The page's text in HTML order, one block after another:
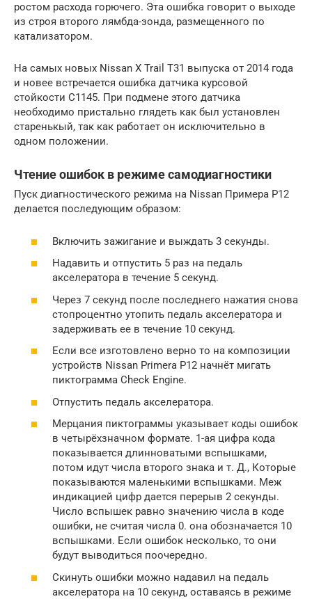
ростом расхода горючего. Эта ошибка говорит о выходе
из строя второго лямбда-зонда, размещенного по
катализатором.
На самых новых Nissan X Trail T31 выпуска от 2014 года
и новее встречается ошибка датчика курсовой
стойкости C1145. При подмене этого датчика
необходимо пристально глядеть как был установлен
старенькый, так как работает он исключительно в
одном положении.
Чтение ошибок в режиме самодиагностики
Пуск диагностического режима на Nissan Примера P12
делается последующим образом:
Включить зажигание и выждать 3 секунды.
Надавить и отпустить 5 раз на педаль
акселератора в течение 5 секунд.
Через 7 секунд после последнего нажатия снова
стопроцентно утопить педаль акселератора и
задерживать ее в течение 10 секунд.
Если все изготовлено верно то на композиции
устройств Nissan Primera P12 начнёт мигать
пиктограмма Check Engine.
Отпустить педаль акселератора.
Мерцания пиктограммы указывает коды ошибок
в четырёхзначном формате. 1-ая цифра кода
показывается длинноватыми вспышками,
потом идут числа второго знака и т. Д., Которые
показываются маленькими вспышками. Меж
индикацией цифр дается перерыв 2 секунды.
Число вспышек равно значению числа в коде
ошибки, не считая числа 0. она ​​обозначается 10
вспышками. Если ошибок несколько, то они
будут выводиться поочередно.
Скинуть ошибки можно надавил на педаль
акселератора на 10 секунд, оставаясь в режиме